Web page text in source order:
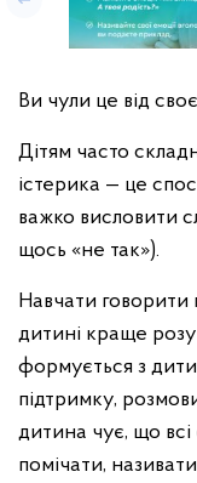
Ви чули це від
Дітям часто
істерика — це
важко висловити
щось «не так»).
Навчати говорити
дитині краще
формується з
підтримку,
дитина чує, що всі
помічати,